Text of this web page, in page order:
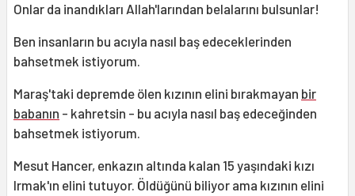
Onlar da inandıkları Allah'larından belalarını bulsunlar!
Ben insanların bu acıyla nasıl baş edeceklerinden
bahsetmek istiyorum.
Maraş'taki depremde ölen kızının elini bırakmayan bir
babanın - kahretsin - bu acıyla nasıl baş edeceğinden
bahsetmek istiyorum.
Mesut Hancer, enkazın altında kalan 15 yaşındaki kızı
Irmak'ın elini tutuyor. Öldüğünü biliyor ama kızının elini